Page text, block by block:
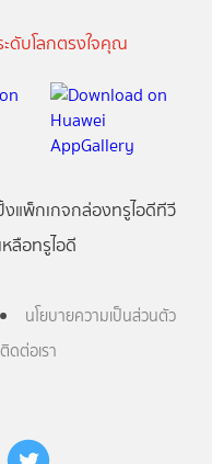
ดับโลกตรงใจคุณ
งแพ็กเกจกล่องทรูไอดีทีวี
ลือทรูไอดี
นโยบายความเป็นส่วนตัว
ติดต่อเรา